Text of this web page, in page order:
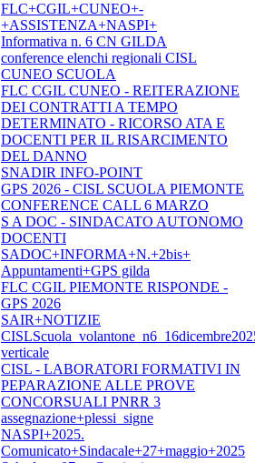
FLC+CGIL+CUNEO+-
+ASSISTENZA+NASPI+
Informativa n. 6 CN GILDA
conference elenchi regionali CISL
CUNEO SCUOLA
FLC CGIL CUNEO - REITERAZIONE
DEI CONTRATTI A TEMPO
DETERMINATO - RICORSO ATA E
DOCENTI PER IL RISARCIMENTO
DEL DANNO
SNADIR INFO-POINT
GPS 2026 - CISL SCUOLA PIEMONTE
CONFERENCE CALL 6 MARZO
S A DOC - SINDACATO AUTONOMO
DOCENTI
SADOC+INFORMA+N.+2bis+
Appuntamenti+GPS gilda
FLC CGIL PIEMONTE RISPONDE -
GPS 2026
SAIR+NOTIZIE
verticale
CISL - LABORATORI FORMATIVI IN
PEPARAZIONE ALLE PROVE
CONCORSUALI PNRR 3
assegnazione+plessi_signe
NASPI+2025.
Comunicato+Sindacale+27+maggio+2025